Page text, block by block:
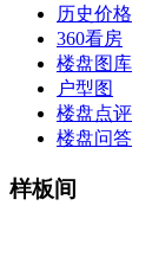
历史价格
360看房
楼盘图库
户型图
楼盘点评
楼盘问答
样板间